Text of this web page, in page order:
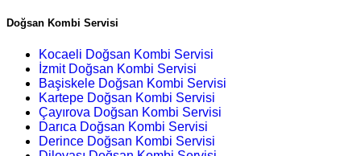
Doğsan Kombi Servisi
Kocaeli Doğsan Kombi Servisi
İzmit Doğsan Kombi Servisi
Başiskele Doğsan Kombi Servisi
Kartepe Doğsan Kombi Servisi
Çayırova Doğsan Kombi Servisi
Darıca Doğsan Kombi Servisi
Derince Doğsan Kombi Servisi